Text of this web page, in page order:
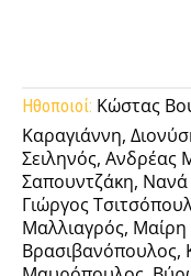
Ηθοποιοί: Κώστας
Καραγιάννη,
Σειληνός, Ανδρέας
Σαπουντζάκη, Νανά
Γιώργος
Μαλλιαγρός,
Βρασιβανόπουλος,